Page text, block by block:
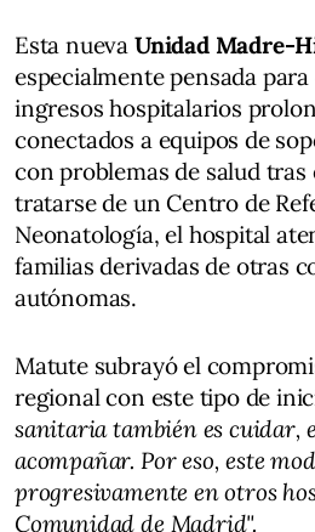
Esta nueva Unidad Madre-
especialmente pensada
ingresos hospitalarios
conectados a equipos de
con problemas de salud tras
tratarse de un Centro de
Neonatología, el hospital
familias derivadas de otras
autónomas.
Matute subrayó el
regional con este tipo de
sanitaria también es cuidar,
acompañar. Por eso, este
progresivamente en otros
Comunidad de Madrid".